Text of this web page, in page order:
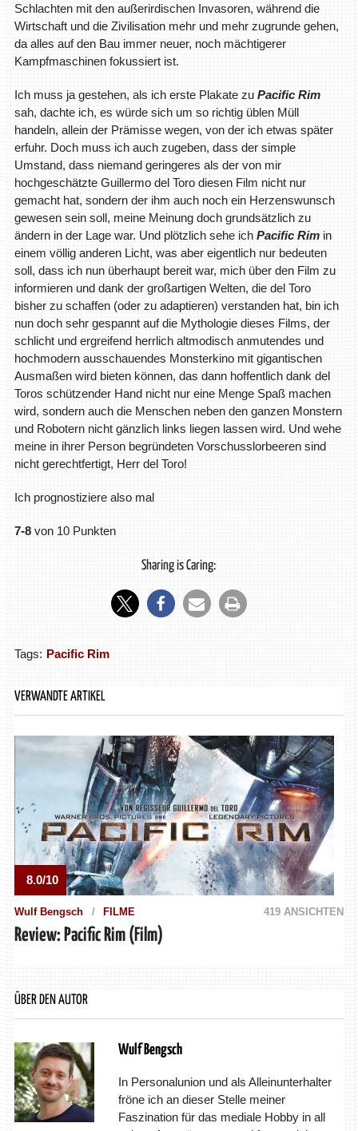
Schlachten mit den außerirdischen Invasoren, während die
Wirtschaft und die Zivilisation mehr und mehr zugrunde gehen,
da alles auf den Bau immer neuer, noch mächtigerer
Kampfmaschinen fokussiert ist.
Ich muss ja gestehen, als ich erste Plakate zu Pacific Rim
sah, dachte ich, es würde sich um so richtig üblen Müll
handeln, allein der Prämisse wegen, von der ich etwas später
erfuhr. Doch muss ich auch zugeben, dass der simple
Umstand, dass niemand geringeres als der von mir
hochgeschätzte Guillermo del Toro diesen Film nicht nur
gemacht hat, sondern der ihm auch noch ein Herzenswunsch
gewesen sein soll, meine Meinung doch grundsätzlich zu
ändern in der Lage war. Und plötzlich sehe ich Pacific Rimin
einem völlig anderen Licht, was aber eigentlich nur bedeuten
soll, dass ich nun überhaupt bereit war, mich über den Film zu
informieren und dank der großartigen Welten, die del Toro
bisher zu schaffen (oder zu adaptieren) verstanden hat, bin ich
nun doch sehr gespannt auf die Mythologie dieses Films, der
schlicht und ergreifend herrlich altmodisch anmutendes und
hochmodern ausschauendes Monsterkino mit gigantischen
Ausmaßen wird bieten können, das dann hoffentlich dank del
Toros schützender Hand nicht nur eine Menge Spaß machen
wird, sondern auch die Menschen neben den ganzen Monstern
und Robotern nicht gänzlich links liegen lassen wird. Und wehe
meine in ihrer Person begründeten Vorschusslorbeeren sind
nicht gerechtfertigt, Herr del Toro!
Ich prognostiziere also mal
7-8von 10 Punkten
Sharing is Caring:
Tags: Pacific Rim
VERWANDTE ARTIKEL
8.0/10
Wulf Bengsch FILME 419 ANSICHTEN
Review: Pacific Rim (Film)
ÜBER DEN AUTOR
Wulf Bengsch
In Personalunion und als Alleinunterhalter
fröne ich an dieser Stelle meiner
Faszination für das mediale Hobby in all